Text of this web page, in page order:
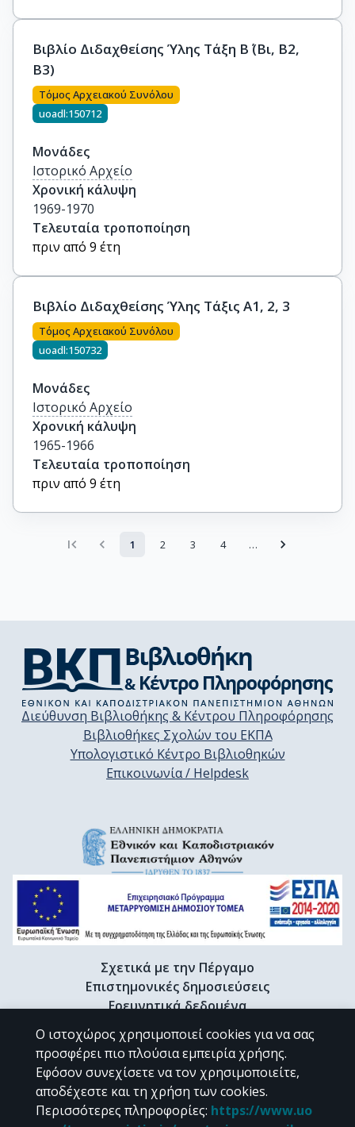
Βιβλίο Διδαχθείσης Ύλης Τάξη Β΄ (Βι, Β2,
Β3)
Τόμος Αρχειακού Συνόλου
uoadl:150712
Μονάδες
Ιστορικό Αρχείο
Χρονική κάλυψη
1969-1970
Τελευταία τροποποίηση
πριν από 9 έτη
Βιβλίο Διδαχθείσης Ύλης Τάξις Α1, 2, 3
Τόμος Αρχειακού Συνόλου
uoadl:150732
Μονάδες
Ιστορικό Αρχείο
Χρονική κάλυψη
1965-1966
Τελευταία τροποποίηση
πριν από 9 έτη
1 2 3 4 …
Διεύθυνση Βιβλιοθήκης & Κέντρου Πληροφόρησης
Βιβλιοθήκες Σχολών του ΕΚΠΑ
Υπολογιστικό Κέντρο Βιβλιοθηκών
Επικοινωνία / Helpdesk
Σχετικά με την Πέργαμο
Επιστημονικές δημοσιεύσεις
Ερευνητικά δεδομένα
Διδακτορικές διατριβές & Γκρίζα βιβλιογραφία
Προφίλ Ερευνητή
CC BY-NC 4.0
Ο ιστοχώρος χρησιμοποιεί cookies για να σας
προσφέρει πιο πλούσια εμπειρία χρήσης.
Εφόσον συνεχίσετε να τον χρησιμοποιείτε,
αποδέχεστε και τη χρήση των cookies.
Περισσότερες πληροφορίες: https://www.uo